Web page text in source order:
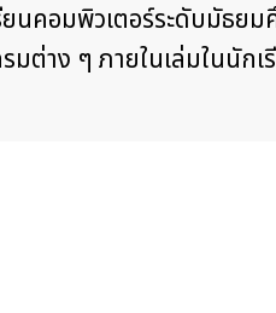
ยนคอมพิวเตอร์ระดับมัธย
มต่าง ๆ ภายในเล่มในนักเ